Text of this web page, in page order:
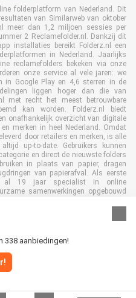
338 aanbiedingen!
folderplatform van Nederland. Dit
van Similarweb van oktober
meer dan 1,2 miljoen sessies per
2 Reclamefolder.nl. Dankzij dit
installaties bereikt Folderz.nl een
in Nederland. Jaarlijks
reclamefolders bekeken via onze
onze service al vele jaren: we
in Google Play en 4,6 sterren in de
liggen hoger dan die van
met recht het meest betrouwbare
kan worden. Folderz.nl biedt
onafhankelijk overzicht van digitale
merken in heel Nederland. Omdat
door retailers en merken, is alle
up-to-date. Gebruikers kunnen
en direct de nieuwste folders
in plaats van papier, dragen
van papierafval. Als eerste
al 19 jaar specialist in online
samenwerkingen opgebouwd
2026 |